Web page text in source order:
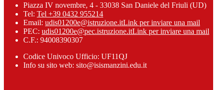
Piazza IV novembre, 4 - 33038 San Daniele del Friuli (UD)
Tel: Tel +39 0432 955214
Email: udis01200e@istruzione.itLink per inviare una mail
PEC: udis01200e@pec.istruzione.itLink per inviare una mail
C.F.: 94008390307
Codice Univoco Ufficio: UF11QJ
Info su sito web: sito@isismanzini.edu.it